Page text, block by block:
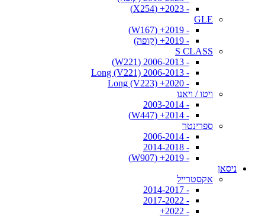
- 2023+ (X254)
GLE
- 2019+ (W167)
- 2019+ (קופה)
S CLASS
- 2006-2013 (W221)
- 2006-2013 Long (V221)
- 2020+ Long (V223)
ויטו / ויאנו
- 2003-2014
- 2014+ (W447)
ספרינטר
- 2006-2014
- 2014-2018
- 2019+ (W907)
ניסאן
אקסטרייל
- 2014-2017
- 2017-2022
- 2022+